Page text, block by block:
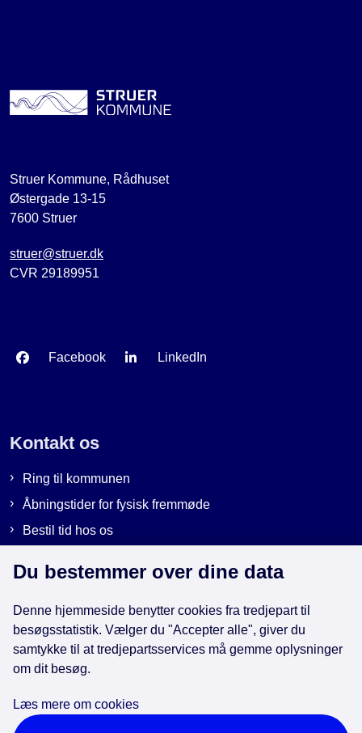
Struer Kommune, Rådhuset
Østergade 13-15
7600 Struer
struer@struer.dk
CVR 29189951
Facebook LinkedIn
Kontakt os
Ring til kommunen
Åbningstider for fysisk fremmøde
Bestil tid hos os
Genveje
EAN-numre i kommunen
Cookies
Du bestemmer over dine data
Denne hjemmeside benytter cookies fra tredjepart til
besøgsstatistik. Vælger du "Accepter alle", giver du
samtykke til at tredjepartsservices må gemme oplysninger
om dit besøg.
Læs mere om cookies